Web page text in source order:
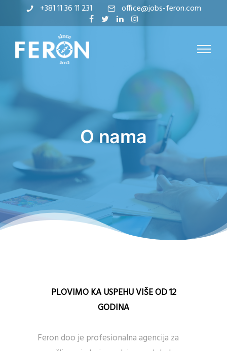
+381 11 36 11 231 office@jobs-feron.com
O nama
PLOVIMO KA USPEHU VIŠE OD 12
GODINA
Feron doo je profesionalna agencija za